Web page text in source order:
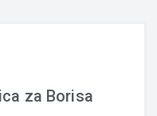
za Borisa